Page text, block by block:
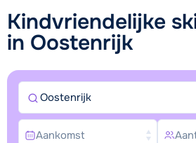
Kindvriendelijke
in Oostenrijk
Oostenrijk
Aankomst